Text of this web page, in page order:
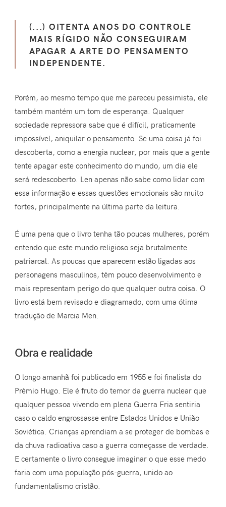
(...) OITENTA ANOS DO CONTROLE
MAIS RÍGIDO NÃO CONSEGUIRAM
APAGAR A ARTE DO PENSAMENTO
INDEPENDENTE.
Porém, ao mesmo tempo que me pareceu pessimista, ele
também mantém um tom de esperança. Qualquer
sociedade repressora sabe que é difícil, praticamente
impossível, aniquilar o pensamento. Se uma coisa já foi
descoberta, como a energia nuclear, por mais que a gente
tente apagar este conhecimento do mundo, um dia ele
será redescoberto. Len apenas não sabe como lidar com
essa informação e essas questões emocionais são muito
fortes, principalmente na última parte da leitura.
É uma pena que o livro tenha tão poucas mulheres, porém
entendo que este mundo religioso seja brutalmente
patriarcal. As poucas que aparecem estão ligadas aos
personagens masculinos, têm pouco desenvolvimento e
mais representam perigo do que qualquer outra coisa. O
livro está bem revisado e diagramado, com uma ótima
tradução de Marcia Men.
Obra e realidade
O longo amanhã foi publicado em 1955 e foi finalista do
Prêmio Hugo. Ele é fruto do temor da guerra nuclear que
qualquer pessoa vivendo em plena Guerra Fria sentiria
caso o caldo engrossasse entre Estados Unidos e União
Soviética. Crianças aprendiam a se proteger de bombas e
da chuva radioativa caso a guerra começasse de verdade.
E certamente o livro consegue imaginar o que esse medo
faria com uma população pós-guerra, unido ao
fundamentalismo cristão.